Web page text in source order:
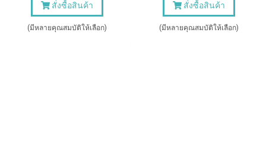
สั่งซื้อสินค้า
(มีหลายคุณสมบัติให้เลือก)
สั่งซื้อสินค้า
(มีหลายคุณสมบัติให้เลือก)